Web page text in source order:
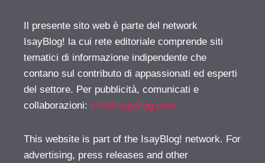
Il presente sito web è parte del network
IsayBlog! la cui rete editoriale comprende siti
tematici di informazione indipendente che
contano sul contributo di appassionati ed esperti
del settore. Per pubblicità, comunicati e
collaborazioni: info@isayblog.com
This website is part of the IsayBlog! network. For
advertising, press releases and other